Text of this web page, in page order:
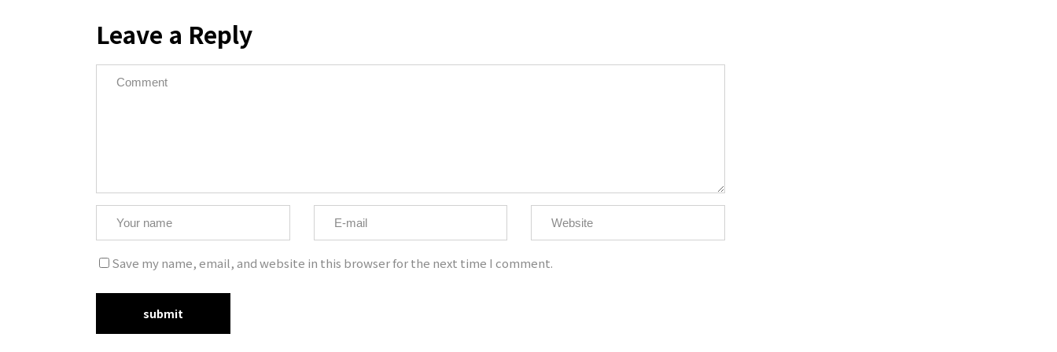
Leave a Reply
Save my name, email, and website in this browser for the next time I comment.
客服信箱：imdavidmusic@qq.com